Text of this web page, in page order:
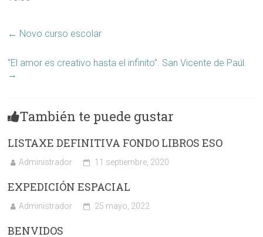
← Novo curso escolar
“El amor es creativo hasta el infinito”. San Vicente de Paúl.
→
También te puede gustar
LISTAXE DEFINITIVA FONDO LIBROS ESO
Administrador 11 septiembre, 2020
EXPEDICIÓN ESPACIAL
Administrador 25 mayo, 2022
BENVIDOS